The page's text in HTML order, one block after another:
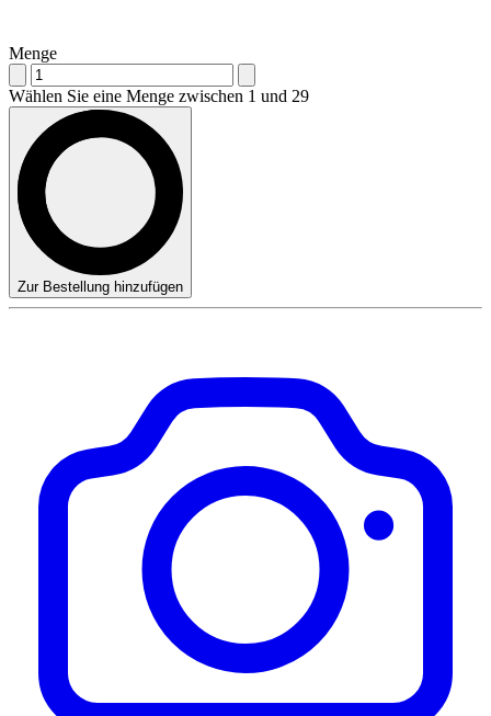
Menge
Wählen Sie eine Menge zwischen 1 und 29
Zur Bestellung hinzufügen